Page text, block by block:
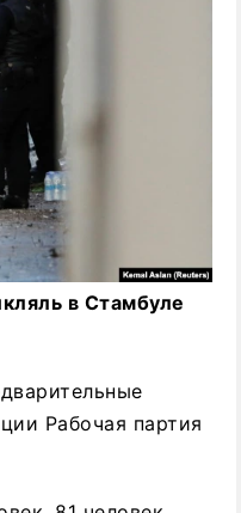
в Стамбуле
Рабочая партия